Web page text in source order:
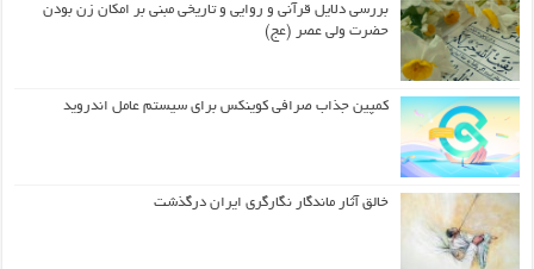
بررسی دلایل قرآنی و روایی و تاریخی مبنی بر امکان زن بودن
حضرت ولی عصر (عج)
کمپین جذاب صرافی کوینکس برای سیستم عامل اندروید
خالق آثار ماندگار نگارگری ایران درگذشت